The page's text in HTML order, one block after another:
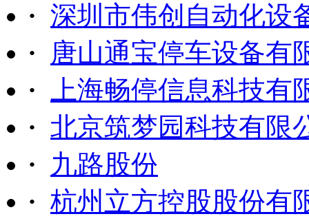
· 深圳市伟创自动化设
·
唐山通宝停车设备有
·
上海畅停信息科技有
· 北京筑梦园科技有限
·
九路股份
· 杭州立方控股股份有